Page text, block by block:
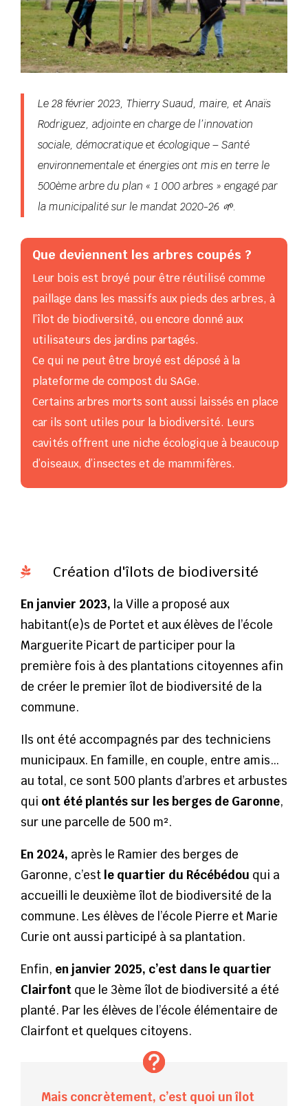
Le 28 février 2023, Thierry Suaud, maire, et Anaïs
Rodriguez, adjointe en charge de l’innovation
sociale, démocratique et écologique – Santé
environnementale et énergies ont mis en terre le
500ème arbre du plan « 1 000 arbres » engagé par
la municipalité sur le mandat 2020-26 🌱.
Que deviennent les arbres coupés ?
Leur bois est broyé pour être réutilisé comme
paillage dans les massifs aux pieds des arbres, à
l’îlot de biodiversité, ou encore donné aux
utilisateurs des jardins partagés.
Ce qui ne peut être broyé est déposé à la
plateforme de compost du SAGe.
Certains arbres morts sont aussi laissés en place
car ils sont utiles pour la biodiversité. Leurs
cavités offrent une niche écologique à beaucoup
d’oiseaux, d’insectes et de mammifères.
 Création d'îlots de biodiversité
En janvier 2023, la Ville a proposé aux
habitant(e)s de Portet et aux élèves de l’école
Marguerite Picart de participer pour la
première fois à des plantations citoyennes afin
de créer le premier îlot de biodiversité de la
commune.
Ils ont été accompagnés par des techniciens
municipaux. En famille, en couple, entre amis…
au total, ce sont 500 plants d’arbres et arbustes
qui ont été plantés sur les berges de Garonne,
sur une parcelle de 500 m².
En 2024, après le Ramier des berges de
Garonne, c’est le quartier du Récébédou qui a
accueilli le deuxième îlot de biodiversité de la
commune. Les élèves de l’école Pierre et Marie
Curie ont aussi participé à sa plantation.
Enfin, en janvier 2025, c’est dans le quartier
Clairfont que le 3ème îlot de biodiversité a été
planté. Par les élèves de l’école élémentaire de
Clairfont et quelques citoyens.
Mais concrètement, c’est quoi un îlot